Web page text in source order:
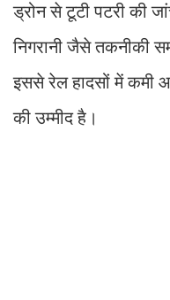
ड्रोन से टूटी पटरी की
निगरानी जैसे तकनीकी
इससे रेल हादसों में कमी
की उम्मीद है।